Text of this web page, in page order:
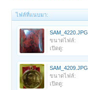
ไฟล์ที่แนบมา:
SAM_4220.JPG
ขนาดไฟล์:
เปิดดู:
SAM_4209.JPG
ขนาดไฟล์:
เปิดดู: